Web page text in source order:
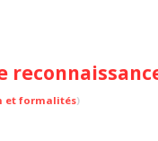
et formalités)